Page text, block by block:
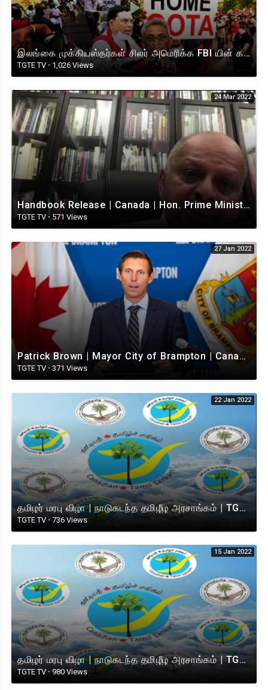
இலங்கை முக்கியஸ்தர்கள் சிலர் அமெரிக்க FBI யின் கண்காணிப்பில் | Important interview by Rudrakumaran.
TGTE TV · 1,026 Views
24 Mar 2022
Handbook Release | Canada | Hon. Prime Minister Visuvanathan Rudrakumaran | Speech
TGTE TV · 571 Views
27 Jan 2022
Patrick Brown | Mayor City of Brampton | Canada.
TGTE TV · 371 Views
22 Jan 2022
தமிழர் மரபு விழா | நாடுகடந்த தமிழீழ அரசாங்கம் | TGTE | ⁣⁣Live Event @ 4.00pm Canada. 22.01.22
TGTE TV · 736 Views
15 Jan 2022
தமிழர் மரபு விழா | நாடுகடந்த தமிழீழ அரசாங்கம் | TGTE | ⁣⁣Live Event @ 4.00pm Canada. 15.01.22
TGTE TV · 980 Views